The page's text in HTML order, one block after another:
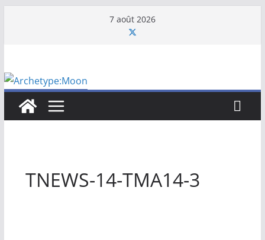
7 août 2026
TNEWS-14-TMA14-3